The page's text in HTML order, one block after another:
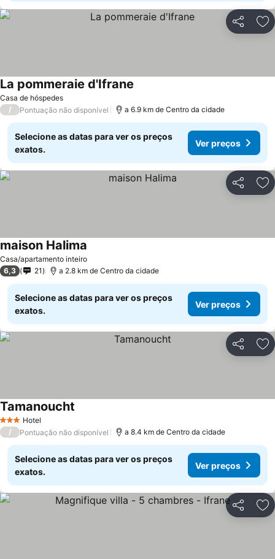
Partilhar
Casa de hóspedes
La pommeraie d'Ifrane
/ Pontuação não disponível a 6.9 km de Centro da cidade
Selecione as datas para ver os preços
exatos.
Ver preços
Partilhar
Casa/apartamento inteiro
maison Halima
6,3 21 a 2.8 km de Centro da cidade
Selecione as datas para ver os preços
exatos.
Ver preços
Partilhar
3 EstrelasHotel
Tamanoucht
/ Pontuação não disponível a 8.4 km de Centro da cidade
Selecione as datas para ver os preços
exatos.
Ver preços
Partilhar